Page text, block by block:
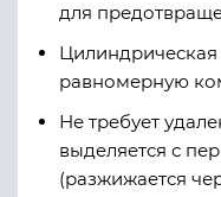
для
равномерную
Не требует
выделяется с
(разжижается